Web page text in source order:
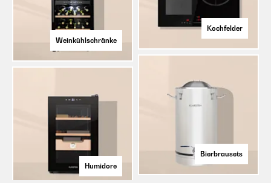
Weinkühlschränke
Humidore
Kochfelder
Bierbrausets